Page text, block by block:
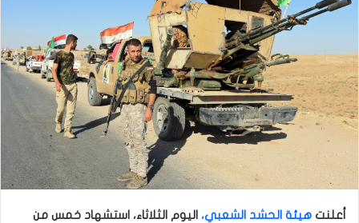
أعلنت هيئة الحشد الشعبي، اليوم الثلاثاء، استشهاد خمس من